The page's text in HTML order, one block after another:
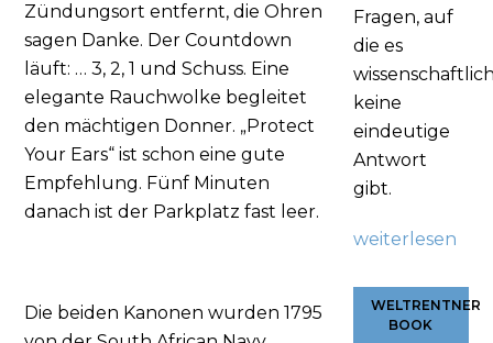
Zündungsort entfernt, die Ohren
sagen Danke. Der Countdown
läuft: … 3, 2, 1 und Schuss. Eine
elegante Rauchwolke begleitet
den mächtigen Donner. „Protect
Your Ears“ ist schon eine gute
Empfehlung. Fünf Minuten
danach ist der Parkplatz fast leer.
Die beiden Kanonen wurden 1795
Fragen, auf
die es
keine
eindeutige
Antwort
gibt.
weiterlesen
WELTRENTNER
BOOK